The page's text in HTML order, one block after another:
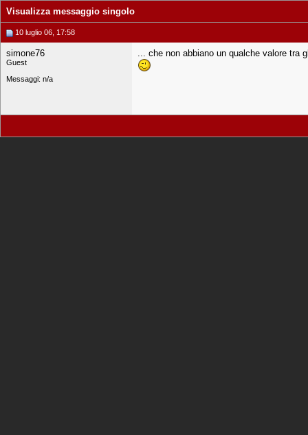
Visualizza messaggio singolo
10 luglio 06, 17:58
simone76
Guest
Messaggi: n/a
... che non abbiano un qualche valore tra